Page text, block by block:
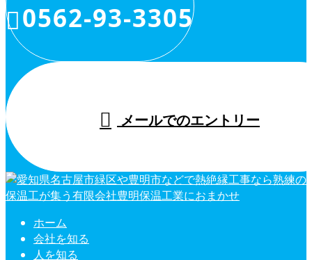
0562-93-3305
メールでのエントリー
ホーム
会社を知る
人を知る